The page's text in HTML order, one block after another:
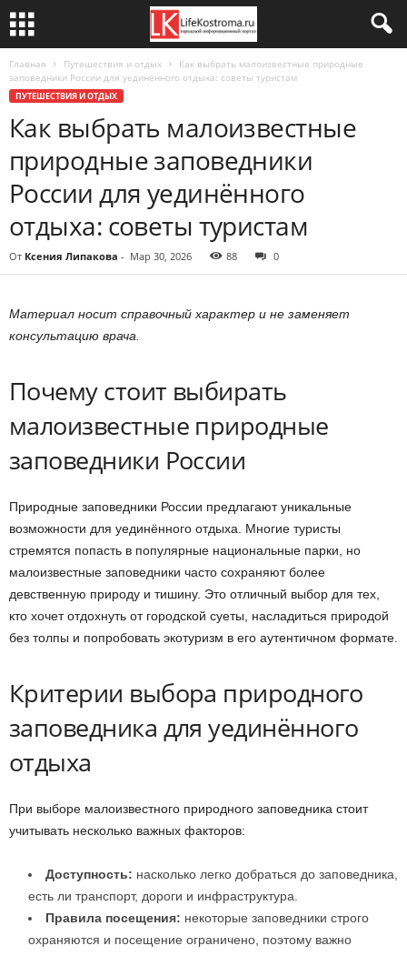
Главная Путешествия и отдых
Как выбрать малоизвестные природные
заповедники России для уединённого отдыха: советы туристам
ПУТЕШЕСТВИЯ И ОТДЫХ
Как выбрать малоизвестные
природные заповедники
России для уединённого
отдыха: советы туристам
От Ксения Липакова - Мар 30, 2026 88 0
Материал носит справочный характер и не заменяет
консультацию врача.
Почему стоит выбирать
малоизвестные природные
заповедники России
Природные заповедники России предлагают уникальные
возможности для уединённого отдыха. Многие туристы
стремятся попасть в популярные национальные парки, но
малоизвестные заповедники часто сохраняют более
девственную природу и тишину. Это отличный выбор для тех,
кто хочет отдохнуть от городской суеты, насладиться природой
без толпы и попробовать экотуризм в его аутентичном формате.
Критерии выбора природного
заповедника для уединённого
отдыха
При выборе малоизвестного природного заповедника стоит
учитывать несколько важных факторов:
Доступность: насколько легко добраться до заповедника,
есть ли транспорт, дороги и инфраструктура.
Правила посещения: некоторые заповедники строго
охраняются и посещение ограничено, поэтому важно